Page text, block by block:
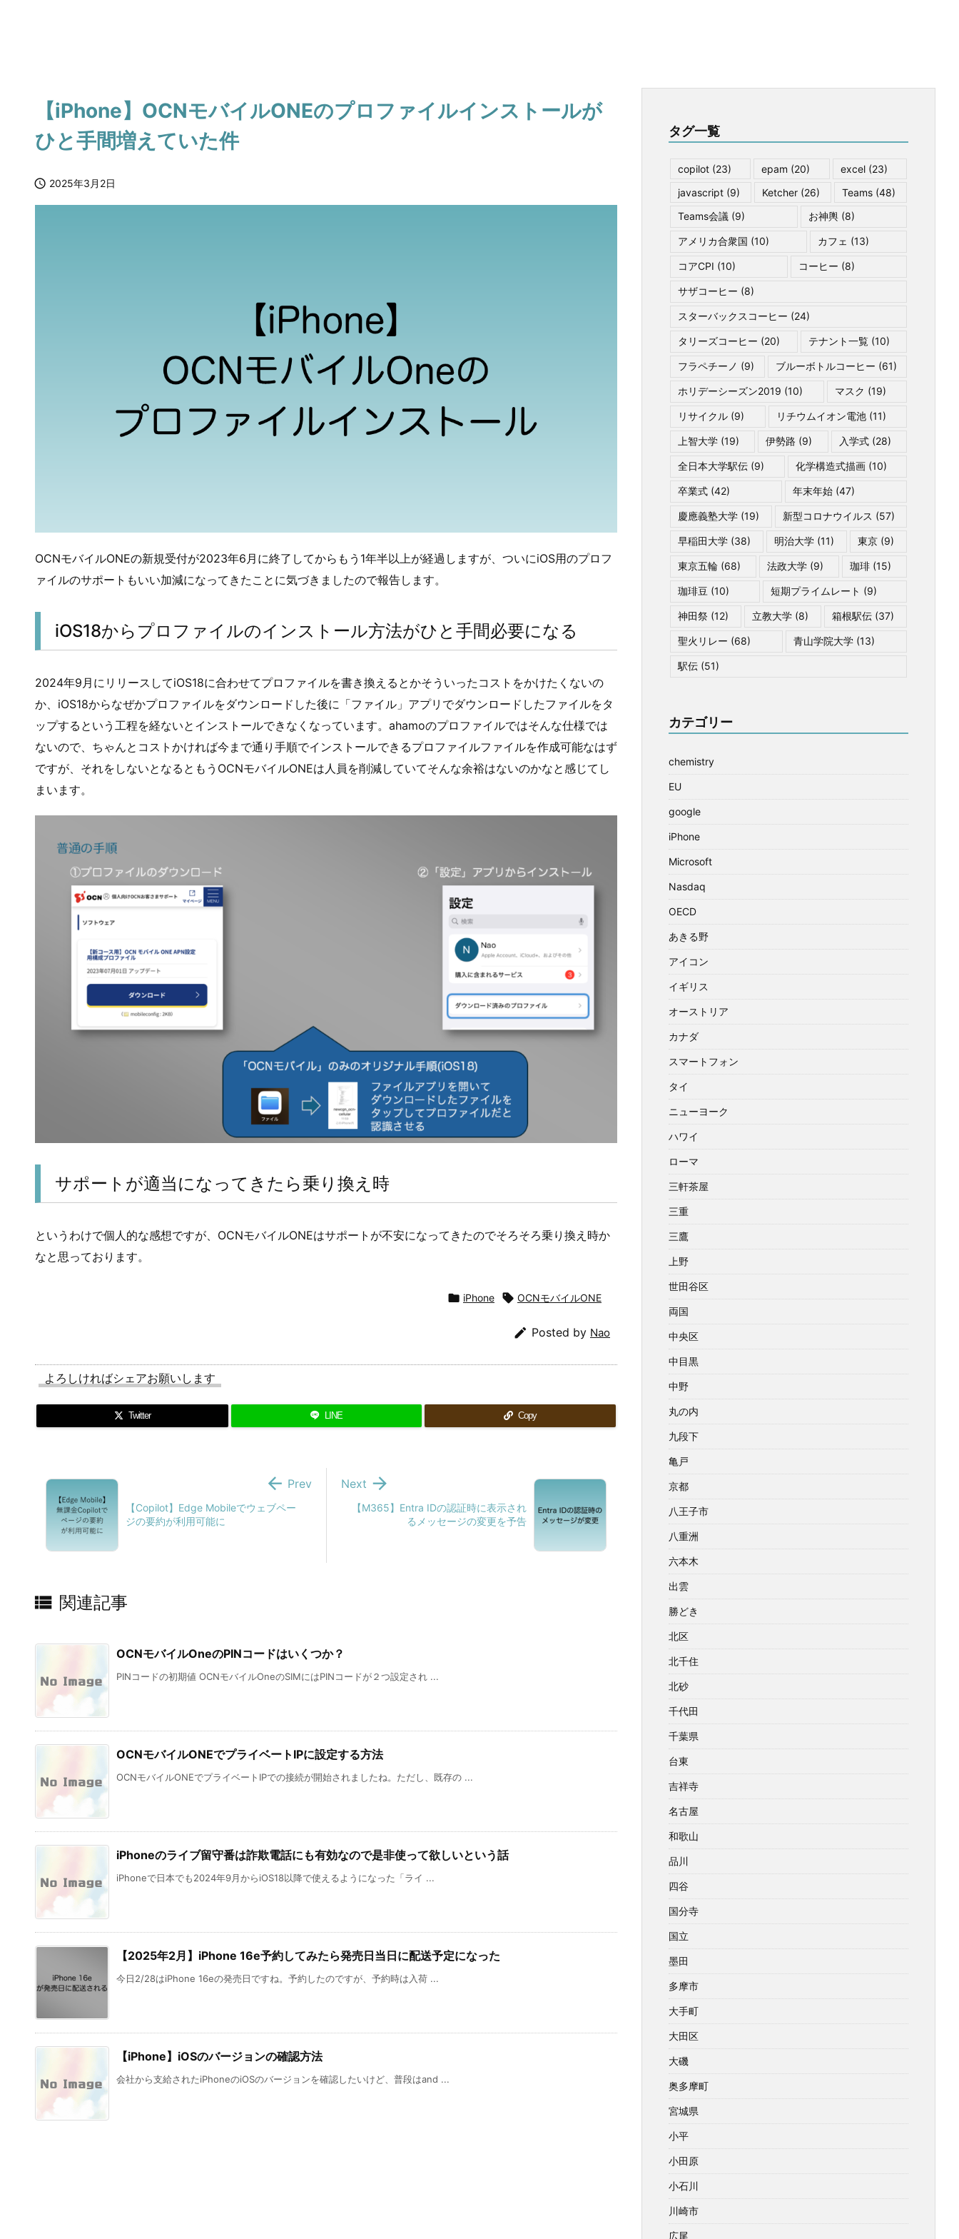
【iPhone】OCNモバイルONEのプロファイルインストールが
ひと手間増えていた件
 2025年3月2日
OCNモバイルONEの新規受付が2023年6月に終了してからもう1年半以上が経過しますが、ついにiOS用のプロフ
ァイルのサポートもいい加減になってきたことに気づきましたので報告します。
iOS18からプロファイルのインストール方法がひと手間必要になる
2024年9月にリリースしてiOS18に合わせてプロファイルを書き換えるとかそういったコストをかけたくないの
か、iOS18からなぜかプロファイルをダウンロードした後に「ファイル」アプリでダウンロードしたファイルをタ
ップするという工程を経ないとインストールできなくなっています。ahamoのプロファイルではそんな仕様では
ないので、ちゃんとコストかければ今まで通り手順でインストールできるプロファイルファイルを作成可能なはず
ですが、それをしないとなるともうOCNモバイルONEは人員を削減していてそんな余裕はないのかなと感じてし
まいます。
サポートが適当になってきたら乗り換え時
というわけで個人的な感想ですが、OCNモバイルONEはサポートが不安になってきたのでそろそろ乗り換え時か
なと思っております。
 iPhone  OCNモバイルONE
 Posted by Nao
よろしければシェアお願いします
Twitter LINE Copy
【M365】Entra IDの認証時に表示され
るメッセージの変更を予告

Next
【Copilot】Edge Mobileでウェブペー
ジの要約が利用可能に
 Prev
 関連記事
OCNモバイルOneのPINコードはいくつか？
PINコードの初期値 OCNモバイルOneのSIMにはPINコードが２つ設定され ...
OCNモバイルONEでプライベートIPに設定する方法
OCNモバイルONEでプライベートIPでの接続が開始されましたね。ただし、既存の ...
iPhoneのライブ留守番は詐欺電話にも有効なので是非使って欲しいという話
iPhoneで日本でも2024年9月からiOS18以降で使えるようになった「ライ ...
【2025年2月】iPhone 16e予約してみたら発売日当日に配送予定になった
今日2/28はiPhone 16eの発売日ですね。予約したのですが、予約時は入荷 ...
【iPhone】iOSのバージョンの確認方法
会社から支給されたiPhoneのiOSのバージョンを確認したいけど、普段はand ...
タグ一覧
copilot (23) epam (20) excel(23)
javascript (9) Ketcher (26) Teams (48)
Teams会議 (9) お神輿(8)
アメリカ合衆国 (10) カフェ (13)
コアCPI (10) コーヒー (8)
サザコーヒー (8)
スターバックスコーヒー (24)
タリーズコーヒー (20) テナント一覧(10)
フラペチーノ (9) ブルーボトルコーヒー (61)
ホリデーシーズン2019 (10) マスク (19)
リサイクル (9) リチウムイオン電池(11)
上智大学 (19) 伊勢路 (9) 入学式(28)
全日本大学駅伝 (9) 化学構造式描画(10)
卒業式 (42) 年末年始 (47)
慶應義塾大学 (19) 新型コロナウイルス (57)
早稲田大学 (38) 明治大学 (11) 東京 (9)
東京五輪 (68) 法政大学 (9) 珈琲 (15)
珈琲豆 (10) 短期プライムレート (9)
神田祭 (12) 立教大学 (8) 箱根駅伝 (37)
聖火リレー (68) 青山学院大学 (13)
駅伝 (51)
カテゴリー
chemistry
EU
google
iPhone
Microsoft
Nasdaq
OECD
あきる野
アイコン
イギリス
オーストリア
カナダ
スマートフォン
タイ
ニューヨーク
ハワイ
ローマ
三軒茶屋
三重
三鷹
上野
世田谷区
両国
中央区
中目黒
中野
丸の内
九段下
亀戸
京都
八王子市
八重洲
六本木
出雲
勝どき
北区
北千住
北砂
千代田
千葉県
台東
吉祥寺
名古屋
和歌山
品川
四谷
国分寺
国立
墨田
多摩市
大手町
大田区
大磯
奥多摩町
宮城県
小平
小田原
小石川
川崎市
広尾